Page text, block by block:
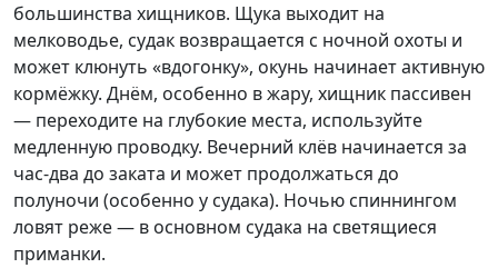
большинства хищников. Щука выходит на
мелководье, судак возвращается с ночной охоты и
может клюнуть «вдогонку», окунь начинает активную
кормёжку. Днём, особенно в жару, хищник пассивен
— переходите на глубокие места, используйте
медленную проводку. Вечерний клёв начинается за
час-два до заката и может продолжаться до
полуночи (особенно у судака). Ночью спиннингом
ловят реже — в основном судака на светящиеся
приманки.